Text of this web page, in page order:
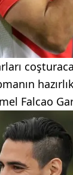
Falcao